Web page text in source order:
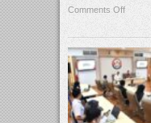
Comments Off